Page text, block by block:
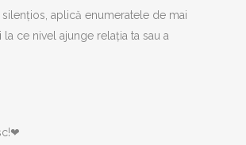
silențios, aplică enumeratele de mai
la ce nivel ajunge relația ta sau a